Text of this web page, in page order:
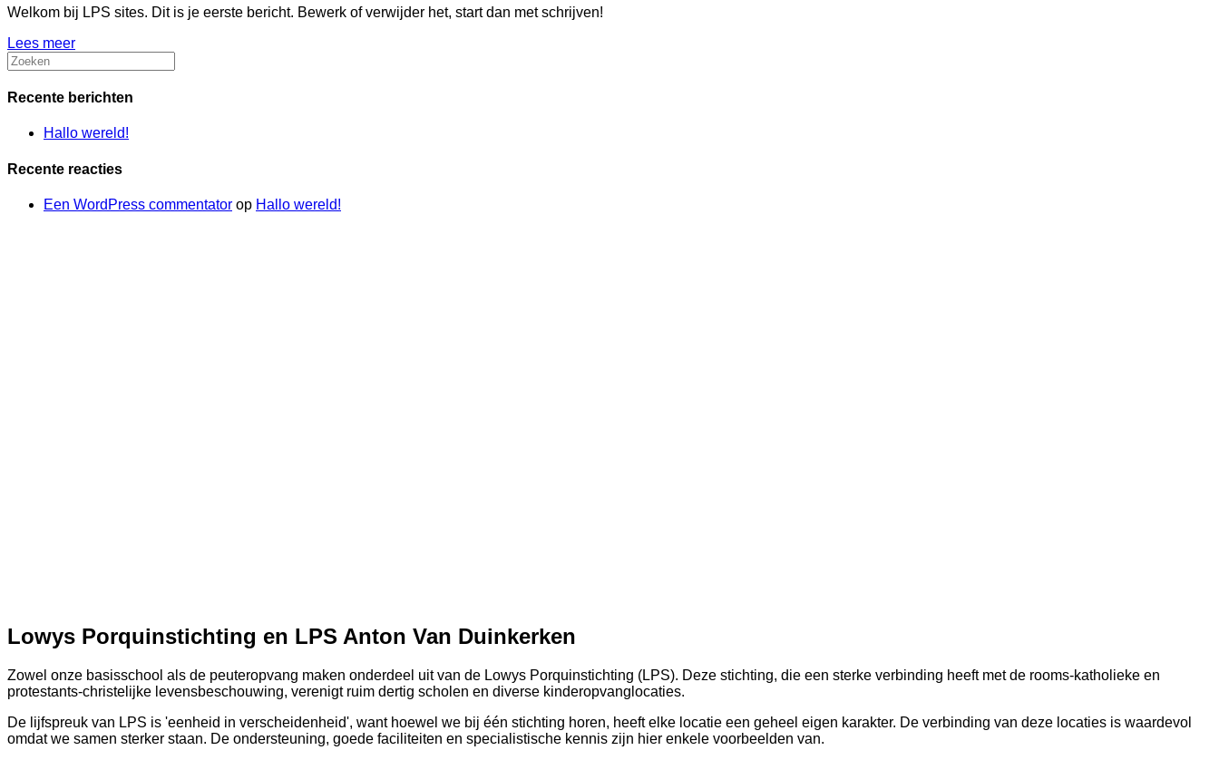
Welkom bij LPS sites. Dit is je eerste bericht. Bewerk of verwijder het, start dan met schrijven!
Lees meer
Recente berichten
Hallo wereld!
Recente reacties
Een WordPress commentator op Hallo wereld!
Lowys Porquinstichting en LPS Anton Van Duinkerken
Zowel onze basisschool als de peuteropvang maken onderdeel uit van de Lowys Porquinstichting (LPS). Deze stichting, die een sterke verbinding heeft met de rooms-katholieke en
protestants-christelijke levensbeschouwing, verenigt ruim dertig scholen en diverse kinderopvanglocaties.
De lijfspreuk van LPS is 'eenheid in verscheidenheid', want hoewel we bij één stichting horen, heeft elke locatie een geheel eigen karakter. De verbinding van deze locaties is waardevol
omdat we samen sterker staan. De ondersteuning, goede faciliteiten en specialistische kennis zijn hier enkele voorbeelden van.